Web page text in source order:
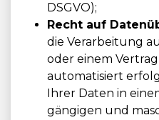
DSGVO);
Recht auf
die Verarbeitung
oder einem
automatisiert
Ihrer Daten in
gängigen und